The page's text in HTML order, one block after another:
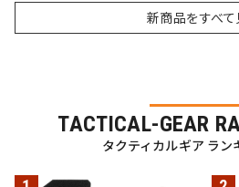
新商品をすべて
TACTICAL-GEAR
タクティカルギア ラン